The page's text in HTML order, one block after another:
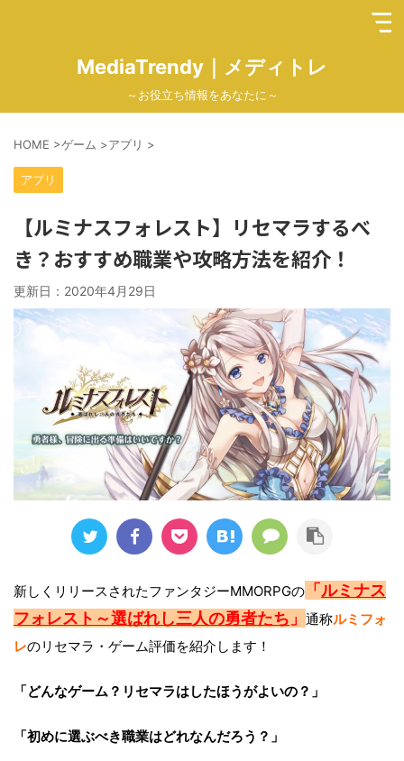
MediaTrendy｜メディトレ
～お役立ち情報をあなたに～
HOME >ゲーム >アプリ >
アプリ
【ルミナスフォレスト】リセマラするべ
き？おすすめ職業や攻略方法を紹介！
更新日： 2020年4月29日
新しくリリースされたファンタジーMMORPGの 「ルミナス
フォレスト～選ばれし三人の勇者たち 」 通称ルミフォ
レのリセマラ・ゲーム評価を紹介します！
「どんなゲーム？リセマラはしたほうがよいの？」
「初めに選ぶべき職業はどれなんだろう？」